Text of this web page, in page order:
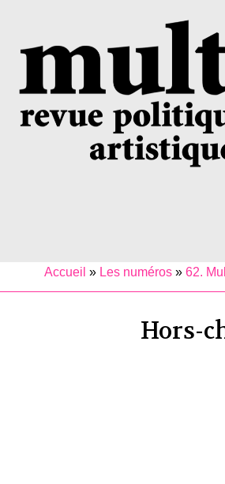
Accueil » Les numéros» 62.
Hors-